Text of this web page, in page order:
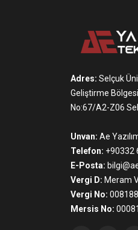
Adres: Selçuk
Geliştirme
No:67/A2-Z06
Unvan: Ae
Telefon: +90332
E-Posta:
Vergi D: Meram
Vergi No:
Mersis No: